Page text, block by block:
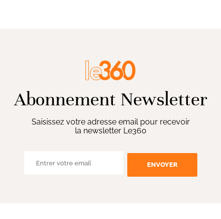
Abonnement Newsletter
Saisissez votre adresse email pour recevoir
la newsletter Le360
ENVOYER